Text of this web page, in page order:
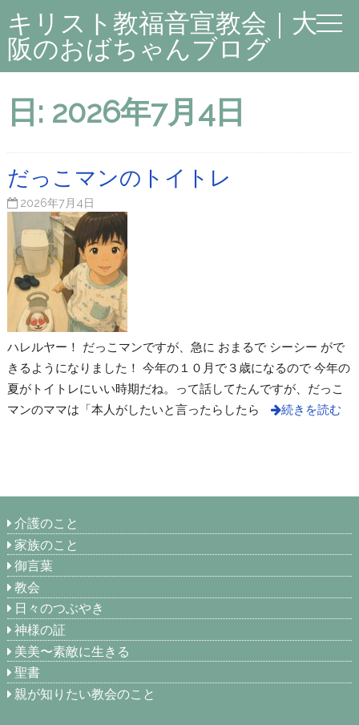
キリスト教福音宣教会｜大
阪のおばちゃんブログ
日: 2026年7月4日
だっこマンのトイトレ
2026年7月4日
ハレルヤー！ だっこマンですが、急に おまるで シーシー がで
きるようになりました！ 今年の１０月で３歳になるので 今年の
夏がトイトレにいい時期だね。って話してたんですが、だっこ
マンのママは「本人がしたいと言ったらしたら
続きを読む
介護のこと
家族のこと
御言葉
教会
日々のつぶやき
神様の証
美美〜素敵に生きる
聖書
親が知りたい教会のこと